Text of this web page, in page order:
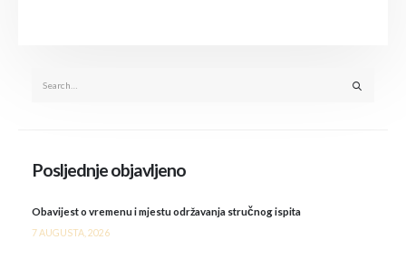
Posljednje objavljeno
Obavijest o vremenu i mjestu održavanja stručnog ispita
7 AUGUSTA, 2026